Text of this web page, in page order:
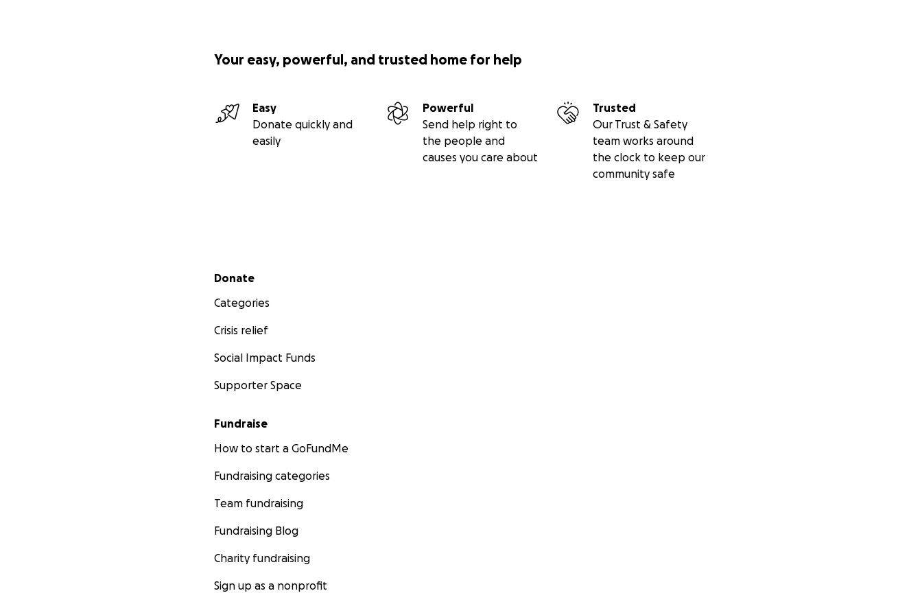
Your easy, powerful, and trusted home for help
Easy
Donate quickly and
easily
Powerful
Send help right to
the people and
causes you care about
Trusted
Our Trust & Safety
team works around
the clock to keep our
community safe
Secondary menu
Donate
Categories
Crisis relief
Social Impact Funds
Supporter Space
Fundraise
How to start a GoFundMe
Fundraising categories
Team fundraising
Fundraising Blog
Charity fundraising
Sign up as a nonprofit